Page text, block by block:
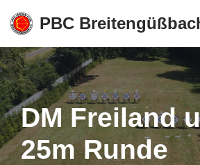
Zum
Inhalt
springen
PBC
DM Freiland
25m Runde